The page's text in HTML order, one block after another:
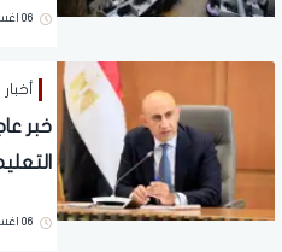
06 اغسطس 2026 | 12:51 مساءً
خبر
06 اغسطس 2026 | 12:50 مساءً